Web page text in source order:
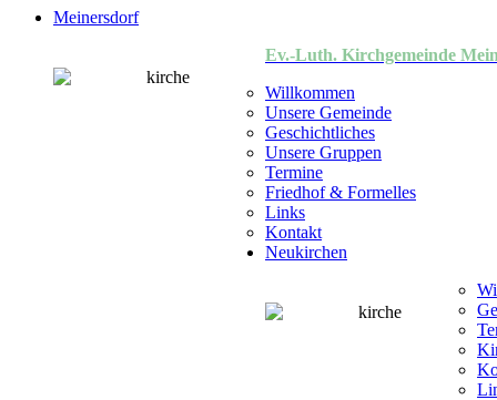
Meinersdorf
Ev.-Luth. Kirchgemeinde
Willkommen
Unsere Gemeinde
Geschichtliches
Unsere Gruppen
Termine
Friedhof & Formelles
Links
Kontakt
Neukirchen